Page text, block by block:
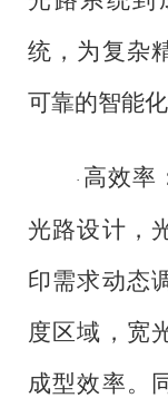
统，为复杂
可靠的智能化
· 高效率
光路设计，
印需求动态
度区域，宽
成型效率。